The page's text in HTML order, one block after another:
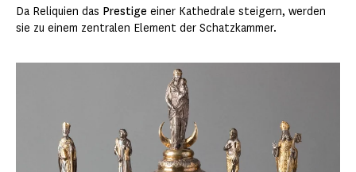
Da Reliquien das Prestige einer Kathedrale steigern, werden
sie zu einem zentralen Element der Schatzkammer.